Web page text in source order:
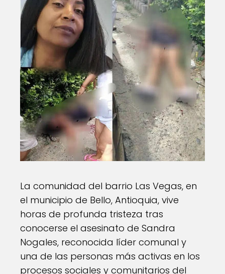
La comunidad del barrio Las Vegas, en
el municipio de Bello, Antioquia, vive
horas de profunda tristeza tras
conocerse el asesinato de Sandra
Nogales, reconocida líder comunal y
una de las personas más activas en los
procesos sociales y comunitarios del